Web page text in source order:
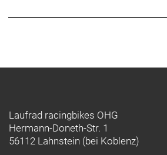
Laufrad racingbikes OHG
Hermann-Doneth-Str. 1
56112 Lahnstein (bei Koblenz)